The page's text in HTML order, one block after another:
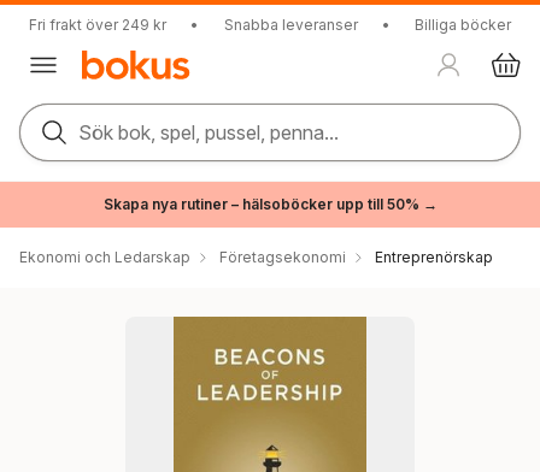
Fri frakt över 249 kr • Snabba leveranser • Billiga böcker
Sök bok, spel, pussel, penna...
Skapa nya rutiner – hälsoböcker upp till 50% →
Ekonomi och Ledarskap Företagsekonomi Entreprenörskap